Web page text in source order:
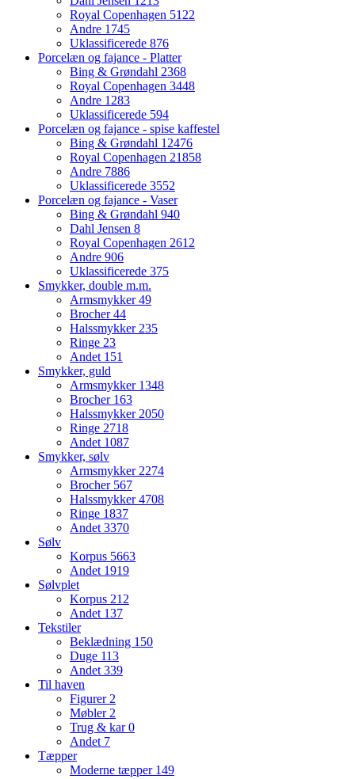
Royal Copenhagen 5122
Andre 1745
Uklassificerede 876
Porcelæn og fajance - Platter
Bing & Grøndahl 2368
Royal Copenhagen 3448
Andre 1283
Uklassificerede 594
Porcelæn og fajance - spise kaffestel
Bing & Grøndahl 12476
Royal Copenhagen 21858
Andre 7886
Uklassificerede 3552
Porcelæn og fajance - Vaser
Bing & Grøndahl 940
Dahl Jensen 8
Royal Copenhagen 2612
Andre 906
Uklassificerede 375
Smykker, double m.m.
Armsmykker49
Brocher44
Halssmykker 235
Ringe 23
Andet 151
Smykker, guld
Armsmykker 1348
Brocher 163
Halssmykker 2050
Ringe 2718
Andet 1087
Smykker, sølv
Armsmykker 2274
Brocher 567
Halssmykker4708
Ringe 1837
Andet 3370
Sølv
Korpus 5663
Andet 1919
Sølvplet
Korpus 212
Andet 137
Tekstiler
Beklædning 150
Duge 113
Andet 339
Til haven
Figurer 2
Møbler 2
Trug & kar0
Andet 7
Tæpper
Moderne tæpper 149